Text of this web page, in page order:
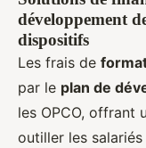
développement
dispositifs
Les frais de
par le plan de
les OPCO, offrant
outiller les